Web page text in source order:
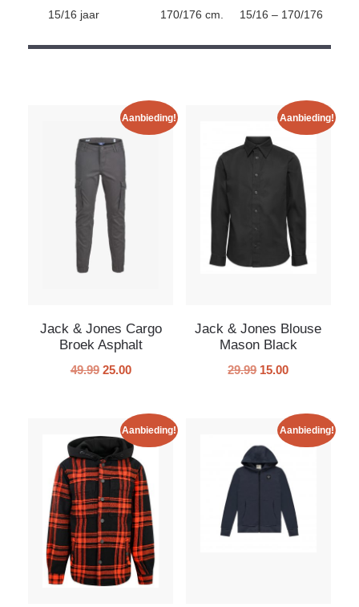
15/16 jaar 170/176 cm. 15/16 – 170/176
Aanbieding!
Jack & Jones Cargo
Broek Asphalt
49.99 25.00
Aanbieding!
Jack & Jones Blouse
Mason Black
29.99 15.00
Aanbieding! Aanbieding!